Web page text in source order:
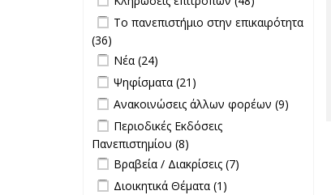
Σπουδές
επιτροπών
Apply Το πανεπιστήμιο στην
επικαιρότητα filter
Το πανεπιστήμιο στην επικαιρότητα
(36)
επικαιρότητα filter
Apply Νέα filter
Νέα (24)
Apply Ψηφίσματα filter
Ψηφίσματα (21)
Apply Ανακοινώσεις άλλων φορέων
filter
Ανακοινώσεις άλλων φορέων (9)
Apply Περιοδικές Εκδόσεις
Πανεπιστημίου filter
Περιοδικές Εκδόσεις
Πανεπιστημίου (8)
Εκδόσεις
Πανεπιστημίου filter
Apply Βραβεία / Διακρίσεις filter
Βραβεία / Διακρίσεις (7)
Apply Διοικητικά Θέματα filter
Διοικητικά Θέματα (1)